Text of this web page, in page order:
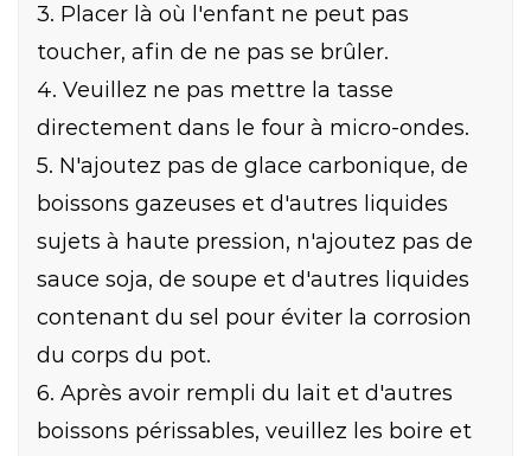
3. Placer là où l'enfant ne peut pas
toucher, afin de ne pas se brûler.
4. Veuillez ne pas mettre la tasse
directement dans le four à micro-ondes.
5. N'ajoutez pas de glace carbonique, de
boissons gazeuses et d'autres liquides
sujets à haute pression, n'ajoutez pas de
sauce soja, de soupe et d'autres liquides
contenant du sel pour éviter la corrosion
du corps du pot.
6. Après avoir rempli du lait et d'autres
boissons périssables, veuillez les boire et